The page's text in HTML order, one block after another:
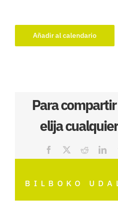
Añadir al calendario
Para
elija
Facebook Reddit
BILBOKO